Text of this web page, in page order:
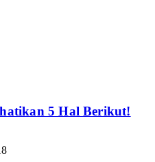
5 Hal Berikut!